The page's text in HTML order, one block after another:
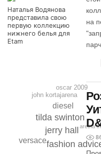
Наталья Водянова
представила свою
первую коллекцию
нижнего белья для
Etam
fashion
jerry hall
tilda swinton
diesel
versace
john kortajarena
oscar 2009
aretha
на